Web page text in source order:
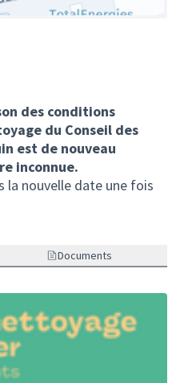
des conditions
du Conseil des
est de nouveau
inconnue.
la nouvelle date une fois
Documents